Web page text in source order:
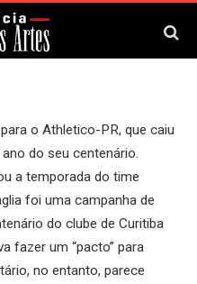
2025
o Athletico-PR, que caiu
do seu centenário.
a temporada do time
foi uma campanha de
do clube de Curitiba
fazer um “pacto” para
no entanto, parece